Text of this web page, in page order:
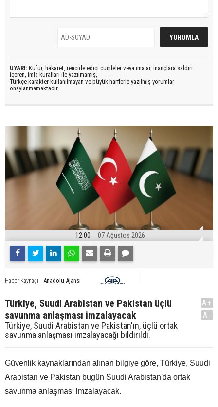
UYARI: Küfür, hakaret, rencide edici cümleler veya imalar, inançlara saldırı
içeren, imla kuralları ile yazılmamış,
Türkçe karakter kullanılmayan ve büyük harflerle yazılmış yorumlar
onaylanmamaktadır.
12:00 07 Ağustos 2026
Haber Kaynağı Anadolu Ajansı
Türkiye, Suudi Arabistan ve Pakistan üçlü
savunma anlaşması imzalayacak
Türkiye, Suudi Arabistan ve Pakistan'ın, üçlü ortak
savunma anlaşması imzalayacağı bildirildi.
A+
A-
Güvenlik kaynaklarından alınan bilgiye göre, Türkiye, Suudi
Arabistan ve Pakistan bugün Suudi Arabistan'da ortak
savunma anlaşması imzalayacak.